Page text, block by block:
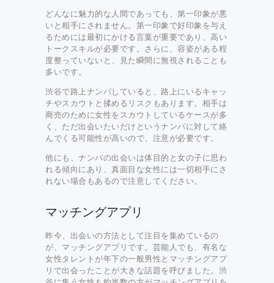
どんなに魅力的な人間であっても、第一印象が悪
いと相手にされません。第一印象で好印象を与え
るためには最初にかける言葉が重要であり、高い
トークスキルが必要です。さらに、容姿がある程
度整っていないと、見た瞬間に無視されることも
多いです。
渋谷で路上ナンパしていると、路上にいるキャッ
チやスカウトと揉めるリスクもあります。相手は
商売のために女性をスカウトしているケースが多
く、ただ出会いたいだけというナンパに対して絡
んでくる可能性が高いので、注意が必要です。
他にも、ナンパの出会いは体目的と女の子に思わ
れる傾向にあり、真面目な女性には一切相手にさ
れない場合もあるので注意してください。
マッチングアプリ
昨今、出会いの方法として注目を集めているの
が、マッチングアプリです。芸能人でも、有名な
女性タレントが年下の一般男性とマッチングアプ
リで出会ったことが大きな話題を呼びました。渋